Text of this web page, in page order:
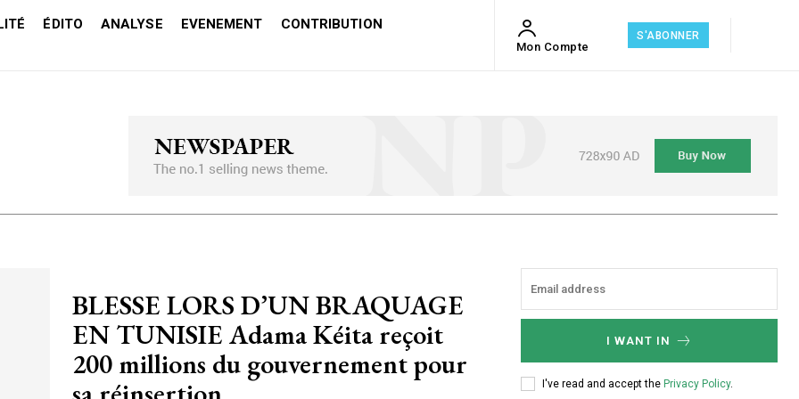
ÉDITO ANALYSE EVENEMENT
CONTRIBUTION
Mon Compte
S'ABONNER
BLESSE LORS D’UN BRAQUAGE
EN TUNISIE Adama Kéita reçoit
200 millions du gouvernement pour
I WANT IN
I've read and accept the Privacy Policy.